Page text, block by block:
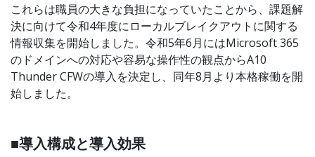
これらは職員の大きな負担になっていたことから、課題解
決に向けて令和4年度にローカルブレイクアウトに関する
情報収集を開始しました。令和5年6月にはMicrosoft 365
のドメインへの対応や容易な操作性の観点からA10
Thunder CFWの導入を決定し、同年8月より本格稼働を開
始しました。
■導入構成と導入効果